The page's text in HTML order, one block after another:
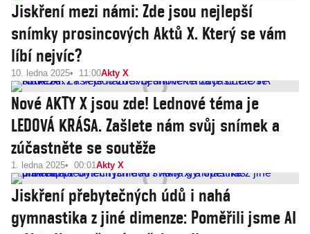
Jiskření mezi námi: Zde jsou nejlepší
snímky prosincových Aktů X. Který se vám
líbí nejvíc?
10. ledna 2025 11:00Akty X
Nové AKTY X jsou zde! Lednové téma je
LEDOVÁ KRÁSA. Zašlete nám svůj snímek a
zúčastněte se soutěže
1. ledna 2025 00:01Akty X
Jiskření přebytečných údů i nahá
gymnastika z jiné dimenze: Poměřili jsme AI